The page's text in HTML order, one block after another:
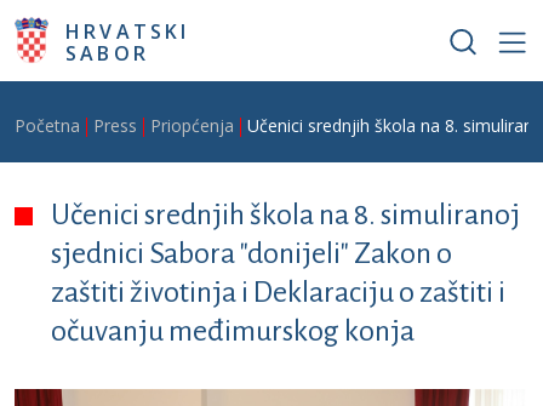
Skoči na glavni sadržaj
HRVATSKI
SABOR
Breadcrumb
Početna Press Priopćenja Učenici srednjih škola na 8.
Učenici srednjih škola na 8. simuliranoj
sjednici Sabora "donijeli" Zakon o
zaštiti životinja i Deklaraciju o zaštiti i
očuvanju međimurskog konja